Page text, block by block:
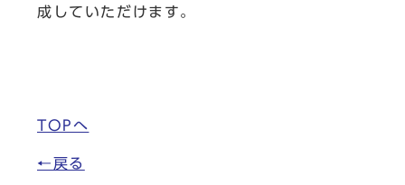
成していただけます。
TOPへ
←戻る